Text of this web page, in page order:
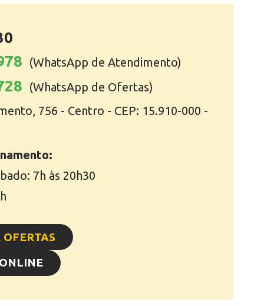
(WhatsApp de Atendimento)
(WhatsApp de Ofertas)
756 - Centro - CEP: 15.910-000 -
7h às 20h30